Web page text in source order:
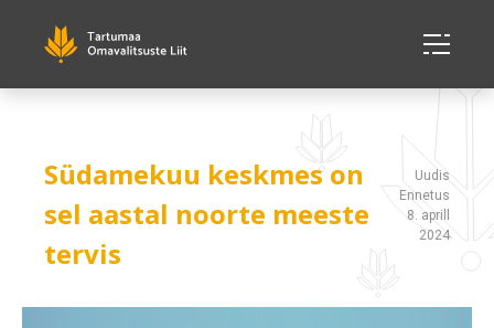
Südamekuu keskmes on
sel aastal noorte meeste
tervis
Uudis
Ennetus
8. aprill
2024